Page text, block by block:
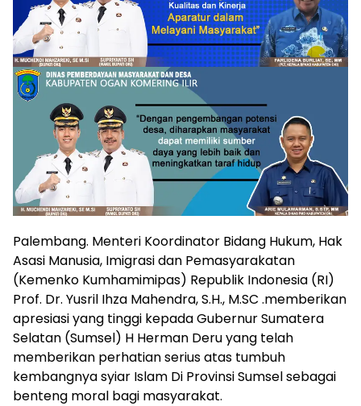
Palembang. Menteri Koordinator Bidang Hukum, Hak
Asasi Manusia, Imigrasi dan Pemasyarakatan
(Kemenko Kumhamimipas) Republik Indonesia (RI)
Prof. Dr. Yusril Ihza Mahendra, S.H., M.SC .memberikan
apresiasi yang tinggi kepada Gubernur Sumatera
Selatan (Sumsel) H Herman Deru yang telah
memberikan perhatian serius atas tumbuh
kembangnya syiar Islam Di Provinsi Sumsel sebagai
benteng moral bagi masyarakat.